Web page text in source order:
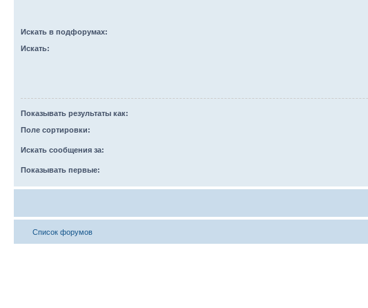
Искать в подфорумах:
Искать:
Показывать результаты как:
Поле сортировки:
Искать сообщения за:
Показывать первые:
Список форумов